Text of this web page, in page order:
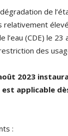
de
relativement
(CDE) le
des
2023
applicable
: